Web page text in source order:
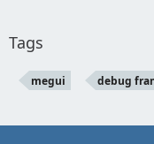
Tags
megui debug